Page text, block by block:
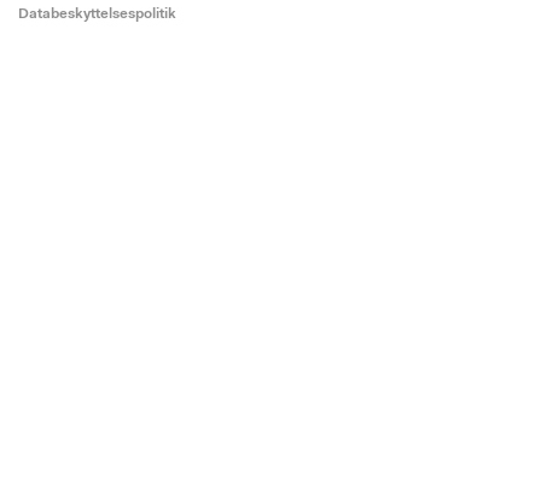
Databeskyttelsespolitik